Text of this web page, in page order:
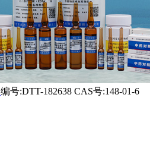
编号:DTT-182638 CAS号:148-01-6